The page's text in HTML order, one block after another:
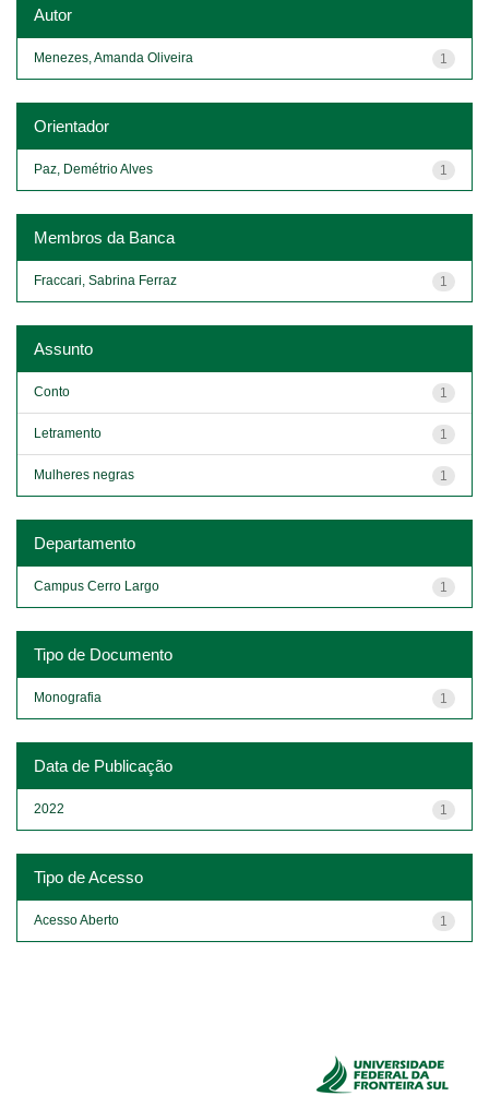
Autor
1
Menezes, Amanda Oliveira
Orientador
1
Paz, Demétrio Alves
Membros da Banca
1
Fraccari, Sabrina Ferraz
Assunto
1
Conto
1
Letramento
1
Mulheres negras
Departamento
1
Campus Cerro Largo
Tipo de Documento
1
Monografia
Data de Publicação
1
2022
Tipo de Acesso
1
Acesso Aberto